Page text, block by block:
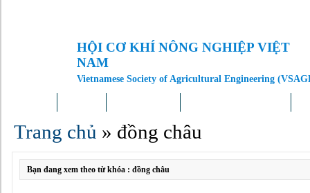
HỘI CƠ KHÍ NÔNG NGHIỆP VIỆT
NAM
Vietnamese Society of Agricultural Engineering
Trang chủ » đồng châu
Bạn đang xem theo từ khóa : đồng châu